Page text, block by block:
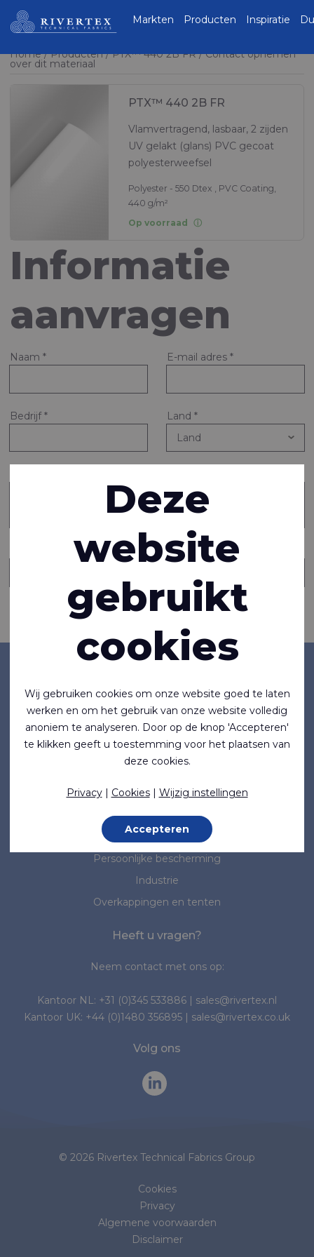
Home Producten PTX™ 440 2B FR Contact opnemen
over dit materiaal
PTX™ 440 2B FR
Vlamvertragend, lasbaar, 2 zijden
UV gelakt (glans) PVC gecoat
polyesterweefsel
Polyester - 550 Dtex , PVC Coating,
440 g/m²
Op voorraad
Informatie
aanvragen
Naam * E-mail adres *
Bedrijf* Land *
Stuur een kopie van dit bericht naar iemand anders
Informatie aanvragen
Rivertex Technical
Fabrics Group
Markten Producten Inspiratie
Over ons
Nieuws
Normen & Standaarden
Maritiem
Medisch
Persoonlijke bescherming
Industrie
Overkappingen en tenten
Heeft u vragen?
Neem contact met ons op:
Kantoor NL: +31 (0)345 533886
sales@rivertex.nl
Kantoor UK: +44 (0)1480 356895 sales@rivertex.co.uk
Volg ons
© 2026 Rivertex Technical Fabrics Group
Cookies
Privacy
Algemene voorwaarden
Disclaimer
Deze
website
gebruikt
cookies
Wij gebruiken cookies om onze website goed te laten
werken en om het gebruik van onze website volledig
anoniem te analyseren. Door op de knop 'Accepteren'
te klikken geeft u toestemming voor het plaatsen van
deze cookies.
Privacy| Cookies| Wijzig instellingen
Accepteren